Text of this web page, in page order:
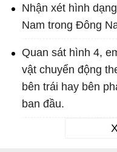
Nhận xét hình
Nam trong Đông
Quan sát hình 4,
vật chuyển động
bên trái hay bên
ban đầu.